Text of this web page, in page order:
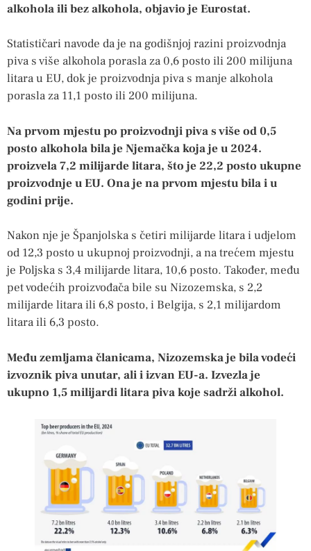
alkohola ili bez alkohola, objavio je Eurostat.
Statističari navode da je na godišnjoj razini proizvodnja
piva s više alkohola porasla za 0,6 posto ili 200 milijuna
litara u EU, dok je proizvodnja piva s manje alkohola
porasla za 11,1 posto ili 200 milijuna.
Na prvom mjestu po proizvodnji piva s više od 0,5
posto alkohola bila je Njemačka koja je u 2024.
proizvela 7,2 milijarde litara, što je 22,2 posto ukupne
proizvodnje u EU. Ona je na prvom mjestu bila i u
godini prije.
Nakon nje je Španjolska s četiri milijarde litara i udjelom
od 12,3 posto u ukupnoj proizvodnji, a na trećem mjestu
je Poljska s 3,4 milijarde litara, 10,6 posto. Također, među
pet vodećih proizvođača bile su Nizozemska, s 2,2
milijarde litara ili 6,8 posto, i Belgija, s 2,1 milijardom
litara ili 6,3 posto.
Među zemljama članicama, Nizozemska je bila vodeći
izvoznik piva unutar, ali i izvan EU-a. Izvezla je
ukupno 1,5 milijardi litara piva koje sadrži alkohol.